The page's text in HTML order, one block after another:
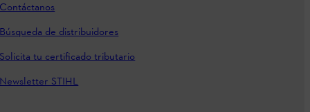
Contáctanos
Búsqueda de distribuidores
Solicita tu certificado tributario
Newsletter STIHL